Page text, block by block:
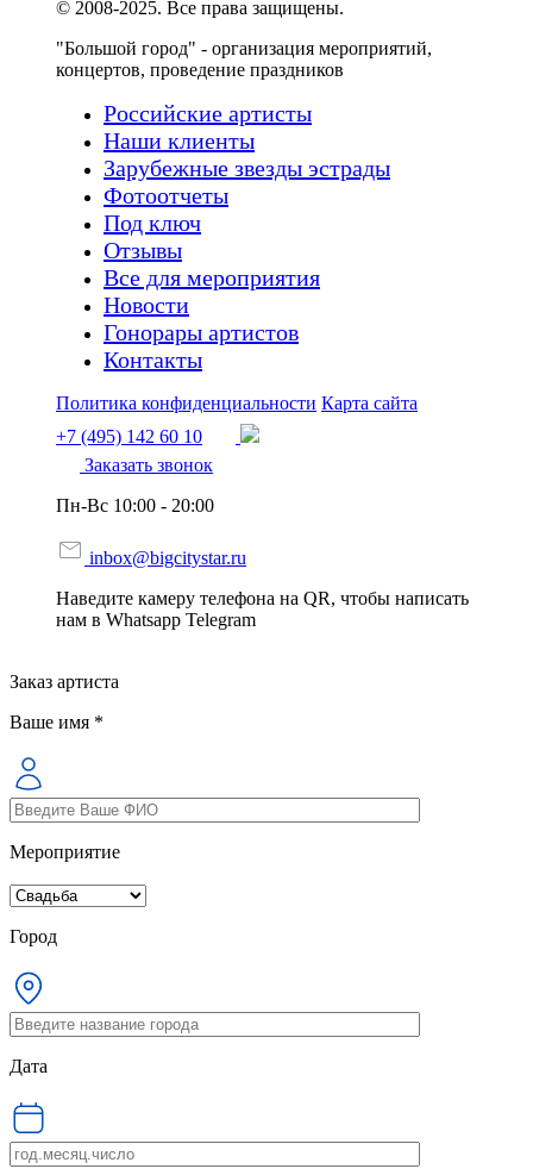
© 2008-2025. Все права защищены.
"Большой город" - организация мероприятий,
концертов, проведение праздников
Российские артисты
Наши клиенты
Зарубежные звезды эстрады
Фотоотчеты
Под ключ
Отзывы
Все для мероприятия
Новости
Гонорары артистов
Контакты
Политика конфиденциальности Карта сайта
+7 (495) 142 60 10
Заказать звонок
Пн-Вс 10:00 - 20:00
inbox@bigcitystar.ru
Наведите камеру телефона на QR, чтобы написать
нам в Whatsapp Telegram
Заказ артиста
Ваше имя *
Мероприятие
Город
Дата